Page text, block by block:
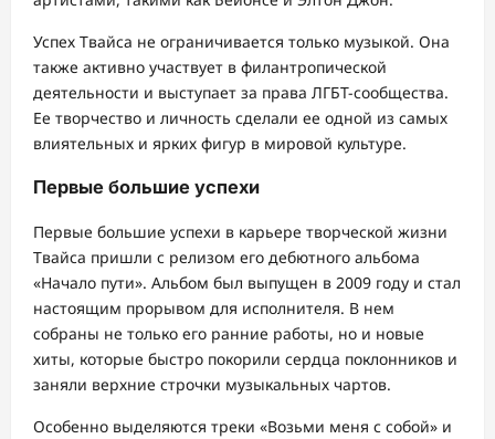
Успех Твайса не ограничивается только музыкой. Она
также активно участвует в филантропической
деятельности и выступает за права ЛГБТ-сообщества.
Ее творчество и личность сделали ее одной из самых
влиятельных и ярких фигур в мировой культуре.
Первые большие успехи
Первые большие успехи в карьере творческой жизни
Твайса пришли с релизом его дебютного альбома
«Начало пути». Альбом был выпущен в 2009 году и стал
настоящим прорывом для исполнителя. В нем
собраны не только его ранние работы, но и новые
хиты, которые быстро покорили сердца поклонников и
заняли верхние строчки музыкальных чартов.
Особенно выделяются треки «Возьми меня с собой» и